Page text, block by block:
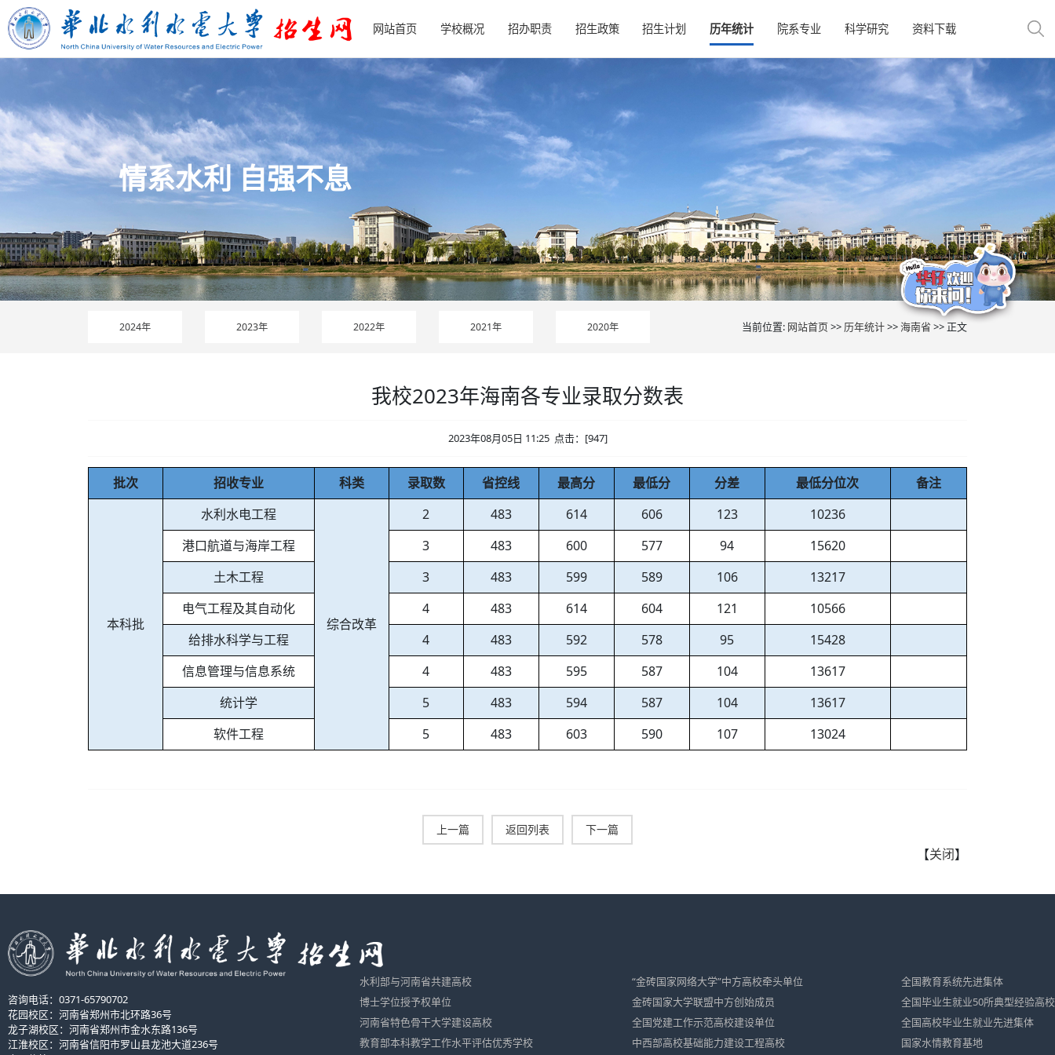
网站首页 学校概况 招办职责 招生政策 招生计划 历年统计 院系专业 科学研究 资料下载
情系水利 自强不息
2024年 2023年 2022年 2021年 2020年 当前位置: 网站首页>> 历年统计>> 海南省 >> 正文
我校2023年海南各专业录取分数表
2023年08月05日 11:25 点击：[947]
批次 招收专业 科类 录取数 省控线 最高分 最低分 分差 最低分位次 备注
本科批
水利水电工程
综合改革
2 483 614 606 123
10236
港口航道与海岸工程
3 483 600 577 94
15620
土木工程
3 483 599 589 106
13217
电气工程及其自动化
4 483 614 604 121
10566
给排水科学与工程
4 483 592 578 95
15428
信息管理与信息系统
4 483 595 587 104
13617
统计学
5 483 594 587 104
13617
软件工程
5 483 603 590 107 13024
上一篇 返回列表 下一篇
【关闭】
咨询电话：0371-65790702
花园校区：河南省郑州市北环路36号
龙子湖校区：河南省郑州市金水东路136号
江淮校区：河南省信阳市罗山县龙池大道236号
水利部与河南省共建高校
博士学位授予权单位
河南省特色骨干大学建设高校
教育部本科教学工作水平评估优秀学校
“金砖国家网络大学”中方高校牵头单位
金砖国家大学联盟中方创始成员
全国党建工作示范高校建设单位
中西部高校基础能力建设工程高校
全国教育系统先进集体
全国毕业生就业50所典型经验高校
全国高校毕业生就业先进集体
国家水情教育基地